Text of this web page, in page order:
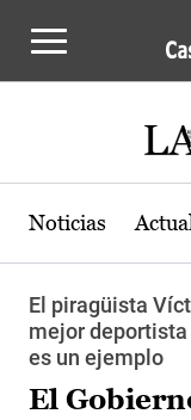
Noticias
El piragüista
mejor
es un ejemplo
El